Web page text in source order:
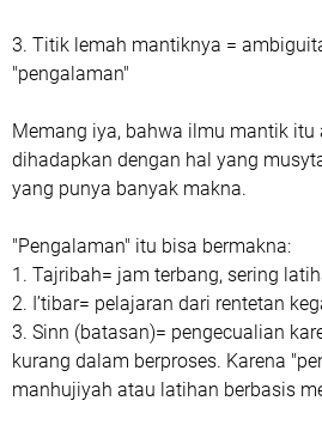
3. Titik lemah mantiknya =
"pengalaman"
Memang iya, bahwa ilmu mantik itu
dihadapkan dengan hal yang
yang punya banyak makna.
"Pengalaman" itu bisa bermakna:
1. Tajribah= jam terbang, sering
2. I’tibar= pelajaran dari rentetan
3. Sinn (batasan)= pengecualian
kurang dalam berproses. Karena
manhujiyah atau latihan berbasis